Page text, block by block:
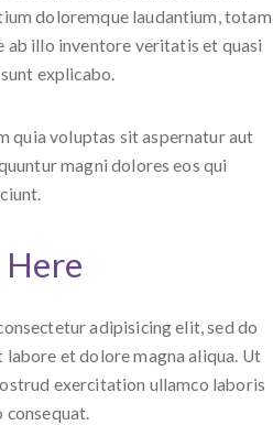
doloremque laudantium, totam
ab illo inventore veritatis et quasi
explicabo.
quia voluptas sit aspernatur aut
magni dolores eos qui
Here
adipisicing elit, sed do
et dolore magna aliqua. Ut
exercitation ullamco laboris
consequat.